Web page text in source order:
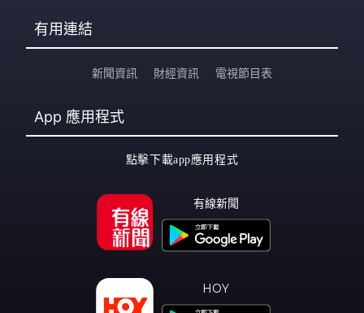
有用連結
新聞資訊 財經資訊 電視節目表
App 應用程式
點擊下載app應用程式
有線新聞
HOY